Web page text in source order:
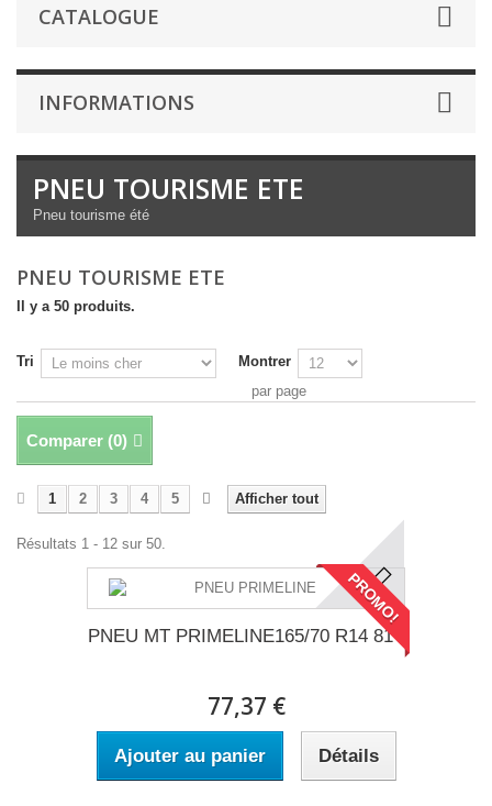
CATALOGUE
INFORMATIONS
PNEU TOURISME ETE
Pneu tourisme été
PNEU TOURISME ETE
Il y a 50 produits.
Tri
Montrer
par page
Comparer (0)
Afficher tout
1 2 3 4 5
Résultats 1 - 12 sur 50.
PROMO!
PNEU MT PRIMELINE165/70 R14 81T
77,37 €
Ajouter au panier Détails